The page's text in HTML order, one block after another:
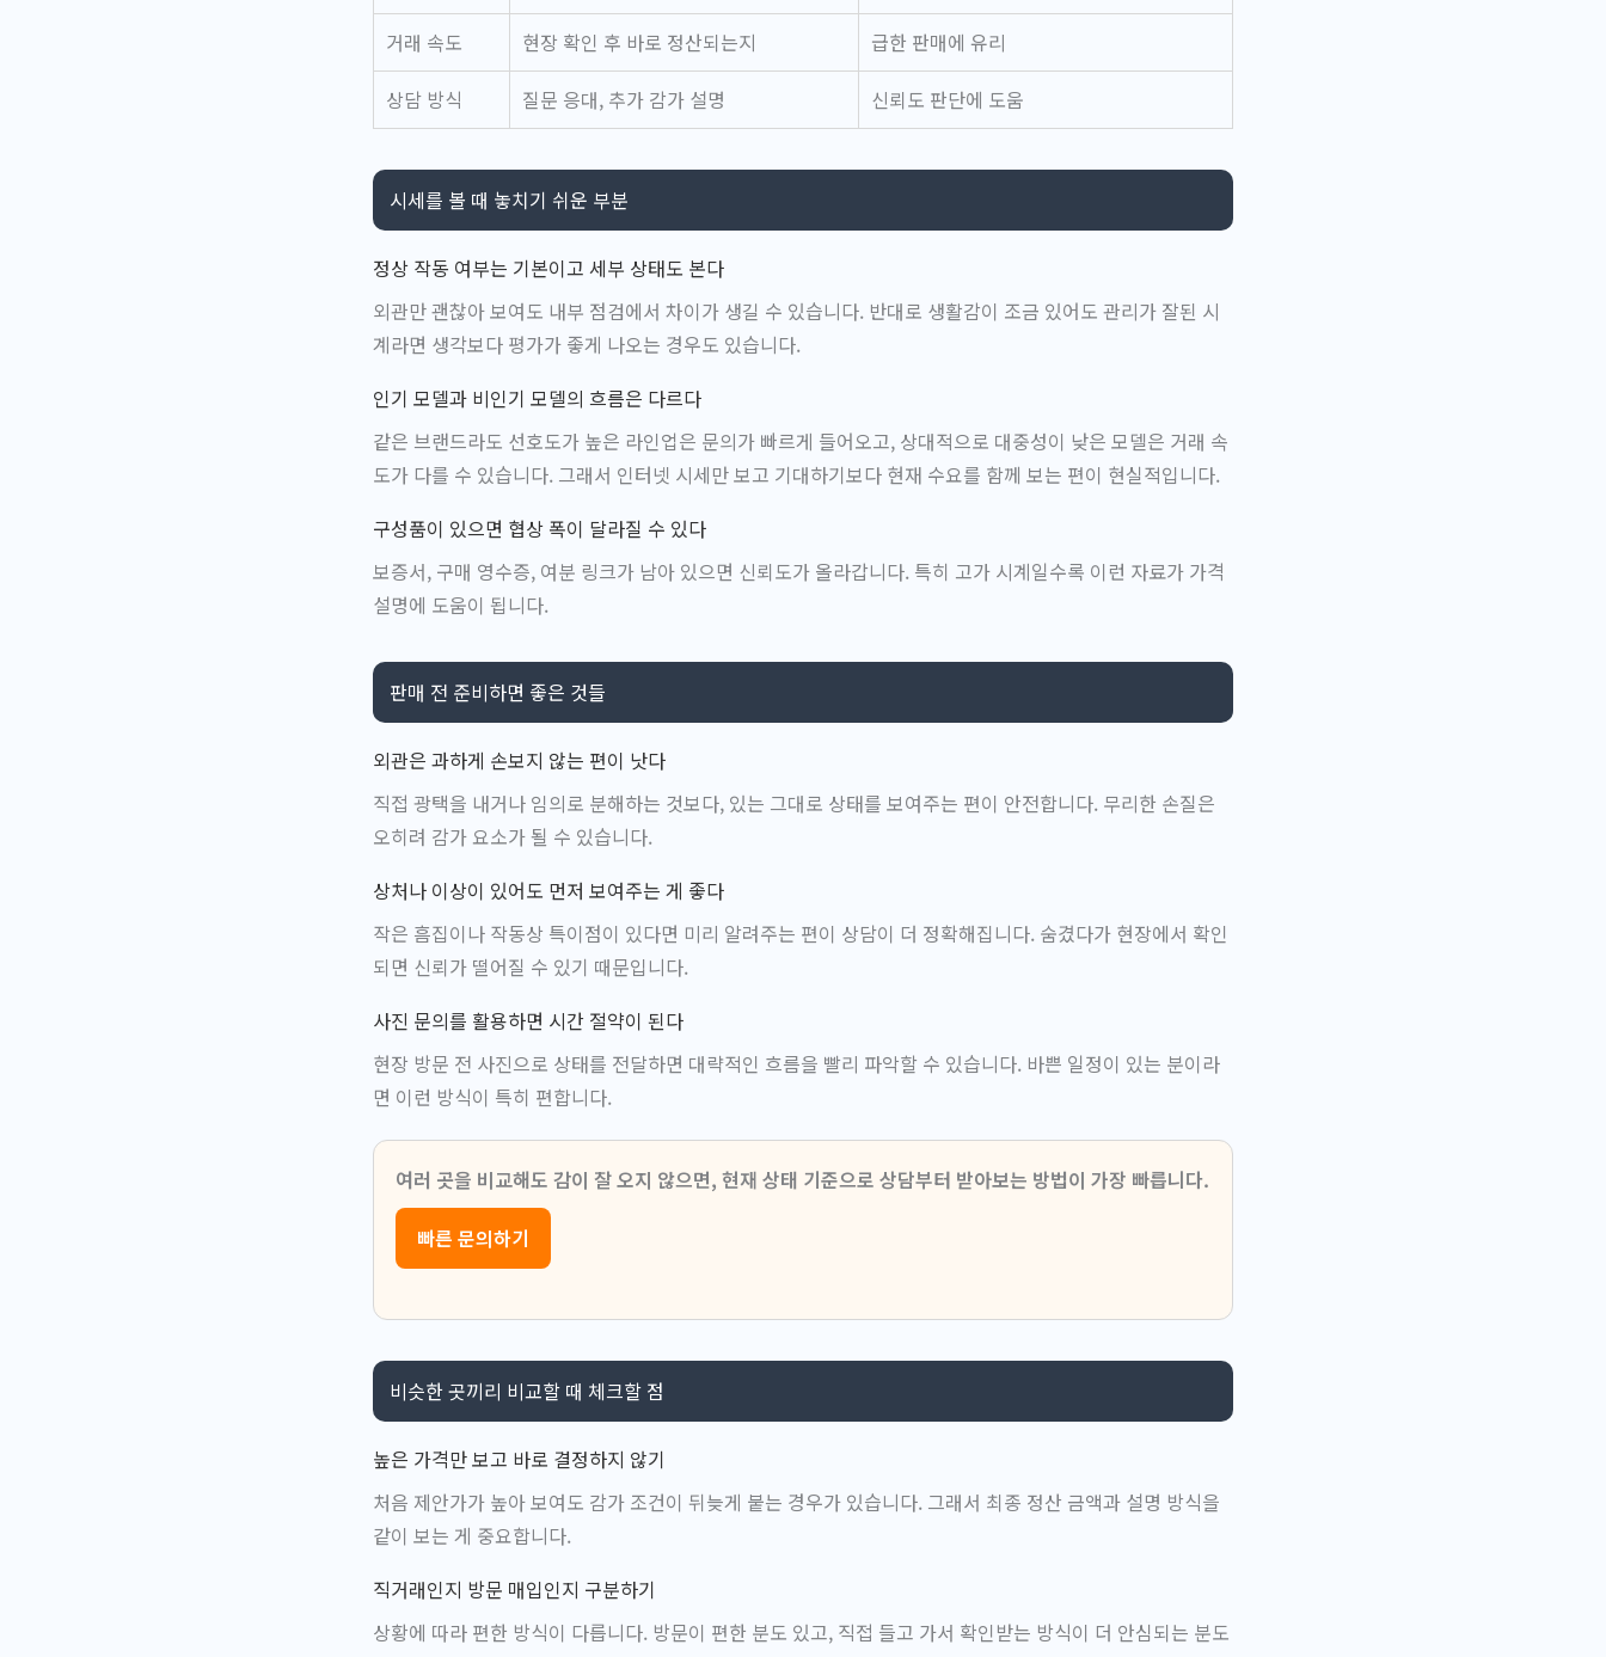
거래 속도
현장 확인 후 바로 정산되는지
급한 판매에 유리
상담 방식
질문 응대, 추가 감가 설명 신뢰도 판단에 도움
시세를 볼 때 놓치기 쉬운 부분
정상 작동 여부는 기본이고 세부 상태도 본다
외관만 괜찮아 보여도 내부 점검에서 차이가 생길 수 있습니다. 반대로 생활감이 조금 있어도 관리가 잘된 시
계라면 생각보다 평가가 좋게 나오는 경우도 있습니다.
인기 모델과 비인기 모델의 흐름은 다르다
같은 브랜드라도 선호도가 높은 라인업은 문의가 빠르게 들어오고, 상대적으로 대중성이 낮은 모델은 거래 속
도가 다를 수 있습니다. 그래서 인터넷 시세만 보고 기대하기보다 현재 수요를 함께 보는 편이 현실적입니다.
구성품이 있으면 협상 폭이 달라질 수 있다
보증서, 구매 영수증, 여분 링크가 남아 있으면 신뢰도가 올라갑니다. 특히 고가 시계일수록 이런 자료가 가격
설명에 도움이 됩니다.
판매 전 준비하면 좋은 것들
외관은 과하게 손보지 않는 편이 낫다
직접 광택을 내거나 임의로 분해하는 것보다, 있는 그대로 상태를 보여주는 편이 안전합니다. 무리한 손질은
오히려 감가 요소가 될 수 있습니다.
상처나 이상이 있어도 먼저 보여주는 게 좋다
작은 흠집이나 작동상 특이점이 있다면 미리 알려주는 편이 상담이 더 정확해집니다. 숨겼다가 현장에서 확인
되면 신뢰가 떨어질 수 있기 때문입니다.
사진 문의를 활용하면 시간 절약이 된다
현장 방문 전 사진으로 상태를 전달하면 대략적인 흐름을 빨리 파악할 수 있습니다. 바쁜 일정이 있는 분이라
면 이런 방식이 특히 편합니다.
여러 곳을 비교해도 감이 잘 오지 않으면, 현재 상태 기준으로 상담부터 받아보는 방법이 가장 빠릅니다.
빠른 문의하기
비슷한 곳끼리 비교할 때 체크할 점
높은 가격만 보고 바로 결정하지 않기
처음 제안가가 높아 보여도 감가 조건이 뒤늦게 붙는 경우가 있습니다. 그래서 최종 정산 금액과 설명 방식을
같이 보는 게 중요합니다.
직거래인지 방문 매입인지 구분하기
상황에 따라 편한 방식이 다릅니다. 방문이 편한 분도 있고, 직접 들고 가서 확인받는 방식이 더 안심되는 분도